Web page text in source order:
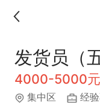
发货员（
4000-5000
集中区 经